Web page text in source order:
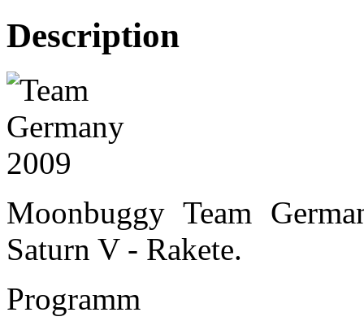
Description
Moonbuggy Team
Saturn V - Rakete.
Programm